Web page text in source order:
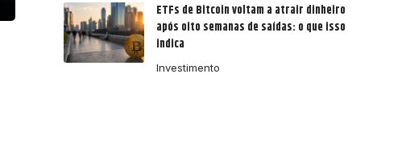
ETFs de Bitcoin voltam a atrair dinheiro
após oito semanas de saídas: o que isso
indica
Investimento